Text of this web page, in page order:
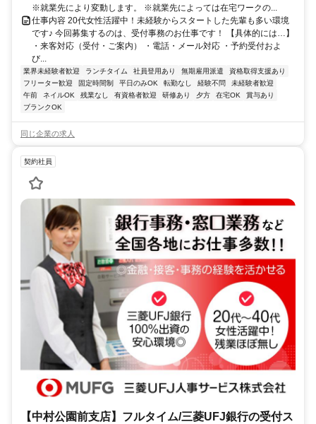
※就業先により変動します。 ※就業先によっては在宅ワークの...
仕事内容 20代女性活躍中！未経験からスタートした先輩も多い環境
です♪ 今回募集するのは、受付事務のお仕事です！ 【具体的には…】
・来客対応（受付・ご案内） ・電話・メール対応 ・予約受付およ
び...
業界未経験者歓迎 ランチタイム 社員登用あり 無期雇用派遣
資格取得支援あり
フリーター歓迎
固定時間制 平日のみOK 転勤なし 経験不問
未経験者歓迎
午前
ネイルOK 残業なし 有資格者歓迎 研修あり 夕方 在宅OK
賞与あり
ブランクOK
同じ企業の求人
契約社員
【中村公園前支店】フルタイム/三菱UFJ銀行の受付ス